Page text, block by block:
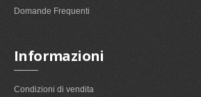
Domande Frequenti
Informazioni
Condizioni di vendita